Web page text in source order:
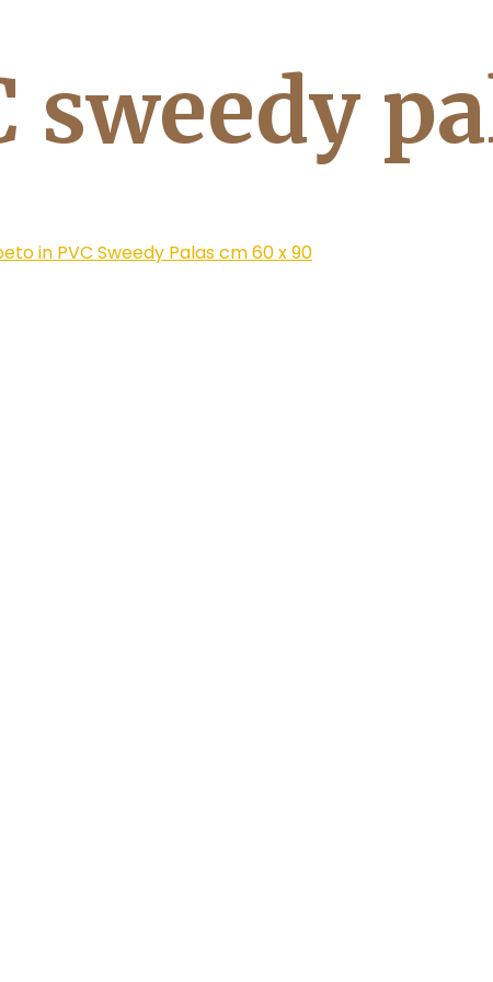
sweedy
in PVC Sweedy Palas cm 60 x 90